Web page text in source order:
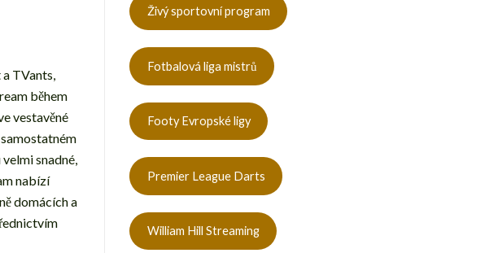
a TVants,
během
vestavěné
snadné,
nabízí
domácích a
Živý sportovní program
Fotbalová liga mistrů
Footy Evropské ligy
Premier League Darts
William Hill Streaming